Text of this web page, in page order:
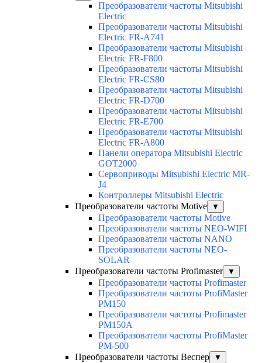
Преобразователи частоты Mitsubishi
Electric
Преобразователи частоты Mitsubishi
Electric FR-A741
Преобразователи частоты Mitsubishi
Electric FR-F800
Преобразователи частоты Mitsubishi
Electric FR-CS80
Преобразователи частоты Mitsubishi
Electric FR-D700
Преобразователи частоты Mitsubishi
Electric FR-E700
Преобразователи частоты Mitsubishi
Electric FR-A800
Панели оператора Mitsubishi Electric
GOT2000
Сервоприводы Mitsubishi Electric MR-
J4
Контроллеры Mitsubishi Electric
Преобразователи частоты Motive
▼
Преобразователи частоты Motive
Преобразователи частоты NEO-WIFI
Преобразователи частоты NANO
Преобразователи частоты NEO-
SOLAR
Преобразователи частоты Profimaster
▼
Преобразователи частоты Profimaster
Преобразователи частоты ProfiMaster
PM150
Преобразователи частоты Profimaster
PM150A
Преобразователи частоты ProfiMaster
PM-500
Преобразователи частоты Веспер
▼